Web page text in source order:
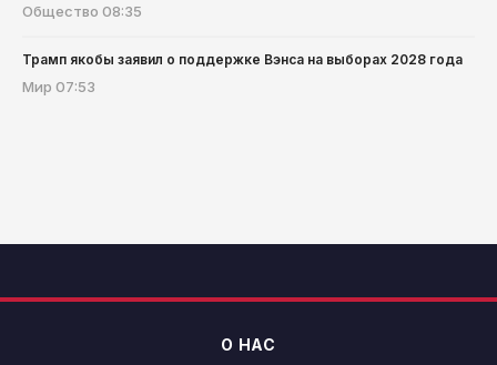
Общество 08:35
Трамп якобы заявил о поддержке Вэнса на выборах 2028 года
Мир 07:53
О НАС